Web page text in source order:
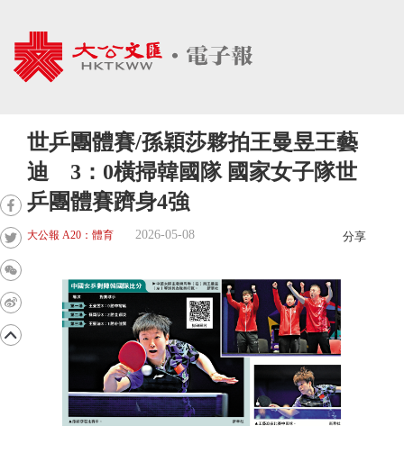
世乒團體賽/孫穎莎夥拍王曼昱王藝
迪 3：0橫掃韓國隊 國家女子隊世
乒團體賽躋身4強
大公報 A20：體育 2026-05-08 分享